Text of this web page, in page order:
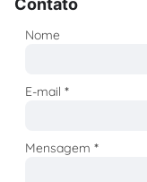
Nome
E-mail*
Mensagem*